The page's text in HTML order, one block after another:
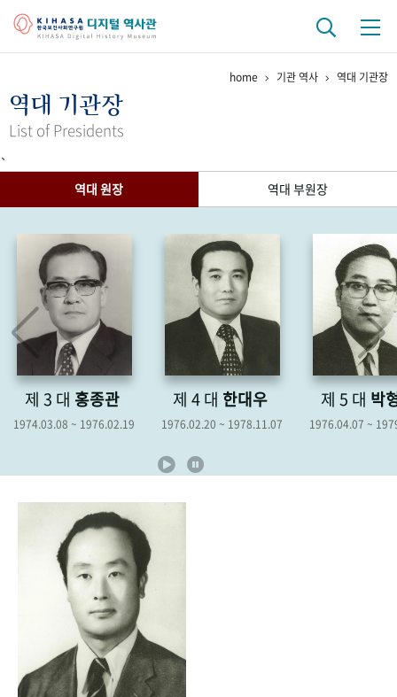
걸어온 길 기관 변천사
연구 역사
정책과 연구 키워드로 보는 연구 역사
연구자들
기록물 아카이브
사진 아카이브 문서 기록물 행정박물 영상 기록물
50+1주년 기념
성과 50선 숫자로 보는 50년 50 +1주년 광장
세계와 함께 한 KIHASA
home 기관 역사 역대 기관장
역대 기관장
List of Presidents
`
역대 원장
역대 부원장
제 4 대한대우
1976.02.20 ~ 1978.11.07
제 5 대박형종
1976.04.07 ~ 1979.04.06
제 6